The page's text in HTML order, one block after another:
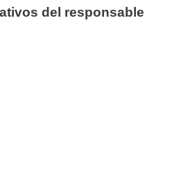
del responsable